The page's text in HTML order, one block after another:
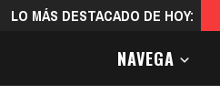
LO MÁS DESTACADO DE HOY:
NAVEGA